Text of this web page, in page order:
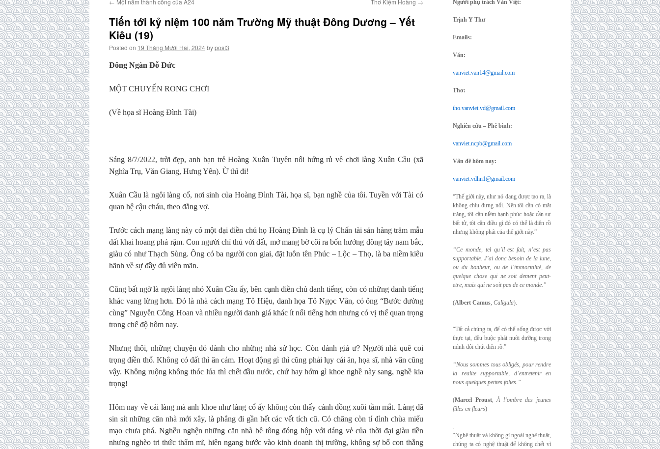
← Một năm thành công của A24 Thơ Kiệm Hoàng →
Tiến tới kỷ niệm 100 năm Trường Mỹ thuật Đông Dương – Yết
Kiêu (19)
Posted on 19 Tháng Mười Hai, 2024bypost3
Đông Ngàn Đỗ Đức
MỘT CHUYẾN RONG CHƠI
(Về họa sĩ Hoàng Đình Tài)
Sáng 8/7/2022, trời đẹp, anh bạn trẻ Hoàng Xuân Tuyền nổi hứng rủ về chơi làng Xuân Cầu (xã
Nghĩa Trụ, Văn Giang, Hưng Yên). Ừ thì đi!
Xuân Cầu là ngôi làng cổ, nơi sinh của Hoàng Đình Tài, họa sĩ, bạn nghề của tôi. Tuyền với Tài có
quan hệ cậu cháu, theo đằng vợ.
Trước cách mạng làng này có một đại điền chủ họ Hoàng Đình là cụ lý Chấn tài sản hàng trăm mẫu
đất khai hoang phá rậm. Con người chí thú với đất, mở mang bờ cõi ra bốn hướng đông tây nam bắc,
giàu có như Thạch Sùng. Ông có ba người con giai, đặt luôn tên Phúc – Lộc – Thọ, là ba niềm kiêu
hãnh về sự đầy đủ viên mãn.
Cũng bất ngờ là ngôi làng nhỏ Xuân Cầu ấy, bên cạnh điền chủ danh tiếng, còn có những danh tiếng
khác vang lừng hơn. Đó là nhà cách mạng Tô Hiệu, danh họa Tô Ngọc Vân, có ông “Bước đường
cùng” Nguyễn Công Hoan và nhiều người danh giá khác ít nổi tiếng hơn nhưng có vị thế quan trọng
trong chế độ hôm nay.
Nhưng thôi, những chuyện đó dành cho những nhà sử học. Còn đánh giá ư? Người nhà quê coi
trọng điền thổ. Không có đất thì ăn cám. Hoạt động gì thì cũng phải lụy cái ăn, họa sĩ, nhà văn cũng
vậy. Không ruộng không thóc lúa thì chết đầu nước, chứ hay hớm gì khoe nghề này sang, nghề kia
trọng!
Hôm nay về cái làng mà anh khoe như làng cổ ấy không còn thấy cánh đồng xuôi tầm mắt. Làng đã
sin sít những căn nhà mới xây, là phẳng đi gần hết các vết tích cũ. Có chăng còn tí đình chùa miếu
mạo chưa phá. Nghễu nghện những căn nhà bê tông đóng hộp với dáng vẻ của thời đại giàu tiền
nhưng nghèo tri thức thẩm mĩ, hiên ngang bước vào kinh doanh thị trường, không sợ bố con thằng
Người phụ trách Văn Việt:
Trịnh Y Thư
Emails:
Văn:
vanviet.van14@gmail.com
Thơ:
tho.vanviet.vd@gmail.com
Nghiên cứu – Phê bình:
vanviet.ncpb@gmail.com
Vấn đề hôm nay:
vanviet.vdhn1@gmail.com
“Thế giới này, như nó đang được tạo ra, là
không chịu đựng nổi. Nên tôi cần có mặt
trăng, tôi cần niềm hạnh phúc hoặc cần sự
bất tử, tôi cần điều gì đó có thể là điên rồ
nhưng không phải của thế giới này.”
“Ce monde, tel qu’il est fait, n’est pas
supportable. J’ai donc besoin de la lune,
ou du bonheur, ou de l’immortalité, de
quelque chose qui ne soit dement peut-
etre, mais qui ne soit pas de ce monde.”
(Albert Camus, Caligula).
.
“Tất cả chúng ta, để có thể sống được với
thực tại, đều buộc phải nuôi dưỡng trong
mình đôi chút điên rồ.”
“Nous sommes tous obligés, pour rendre
la realite supportable, d’entretenir en
nous quelques petites folies.”
(Marcel Proust,À l’ombre des jeunes
filles en fleurs)
.
“Nghệ thuật và không gì ngoài nghệ thuật,
chúng ta có nghệ thuật để không chết vì